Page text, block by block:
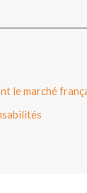
le marché